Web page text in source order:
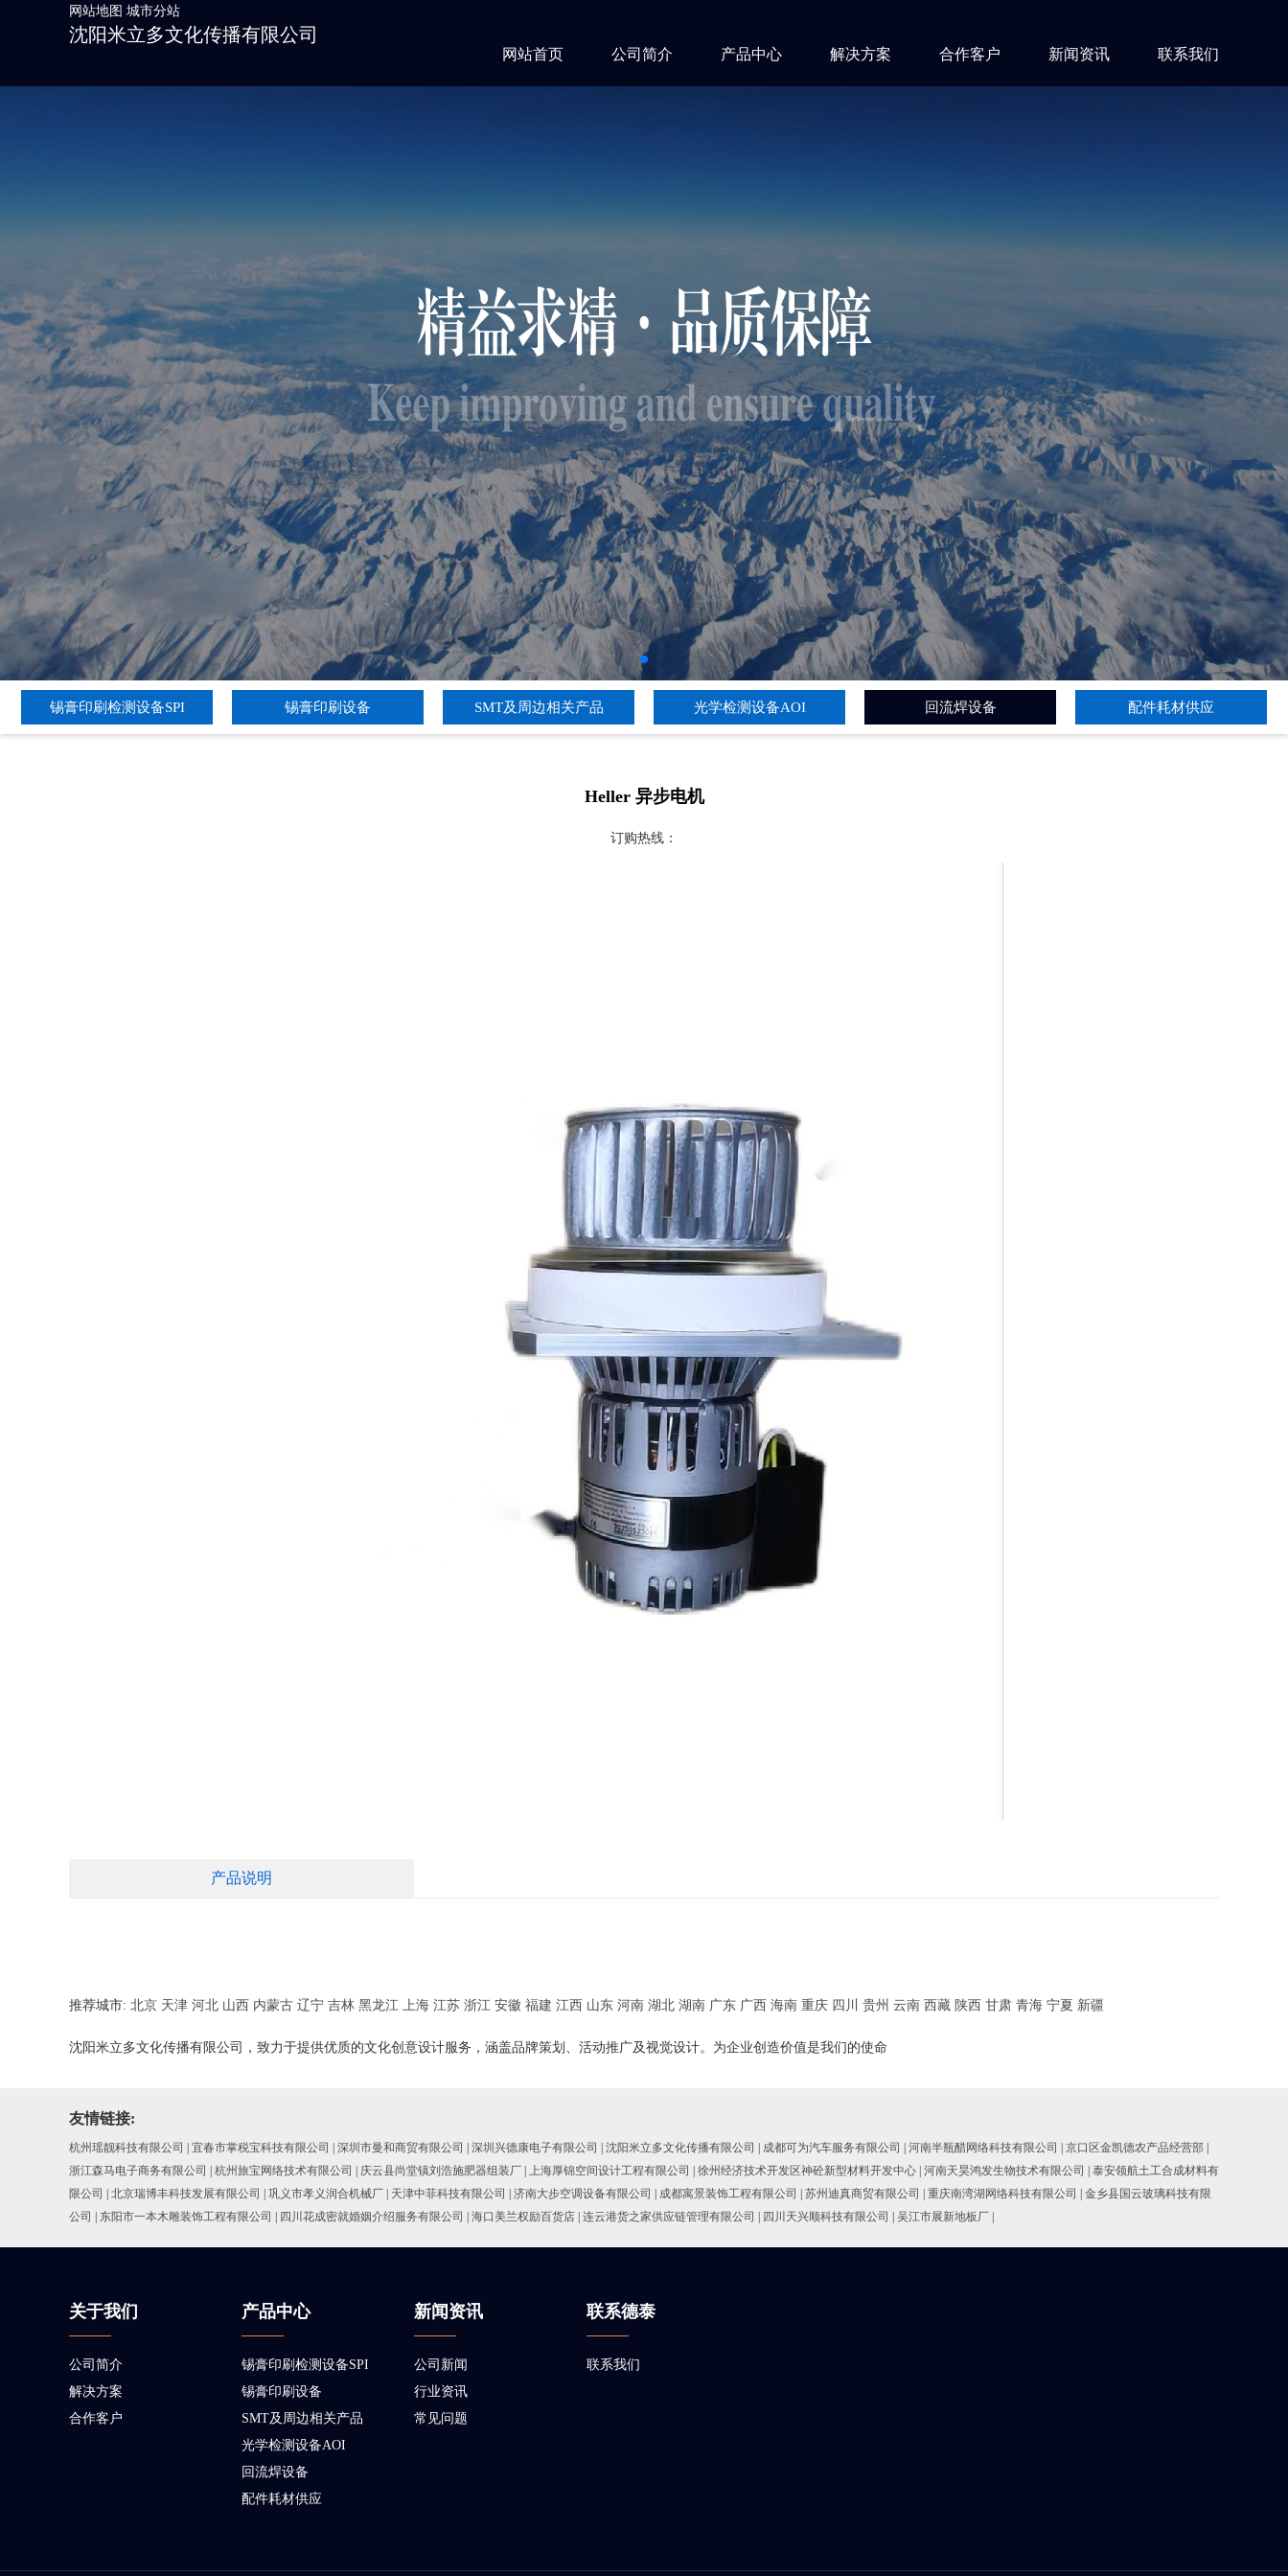
网站地图 城市分站
沈阳米立多文化传播有限公司
网站首页 公司简介 产品中心 解决方案 合作客户 新闻资讯 联系我们
锡膏印刷检测设备SPI 锡膏印刷设备 SMT及周边相关产品 光学检测设备AOI 回流焊设备 配件耗材供应
Heller 异步电机
订购热线：
产品说明
推荐城市: 北京 天津 河北 山西 内蒙古 辽宁 吉林 黑龙江 上海 江苏 浙江 安徽 福建 江西 山东 河南 湖北 湖南 广东 广西 海南 重庆 四川 贵州 云南 西藏 陕西 甘肃 青海 宁夏 新疆
沈阳米立多文化传播有限公司，致力于提供优质的文化创意设计服务，涵盖品牌策划、活动推广及视觉设计。为企业创造价值是我们的使命
友情链接:
杭州瑶靓科技有限公司 宜春市掌税宝科技有限公司 深圳市曼和商贸有限公司 深圳兴德康电子有限公司 沈阳米立多文化传播有限公司 成都可为汽车服务有限公司 河南半瓶醋网络科技有限公司 京口区金凯德农产品经营部
浙江森马电子商务有限公司
杭州旅宝网络技术有限公司 庆云县尚堂镇刘浩施肥器组装厂 上海厚锦空间设计工程有限公司 徐州经济技术开发区神砼新型材料开发中心 河南天昊鸿发生物技术有限公司
泰安领航土工合成材料有
限公司
北京瑞博丰科技发展有限公司 巩义市孝义润合机械厂 天津中菲科技有限公司 济南大步空调设备有限公司 成都寓景装饰工程有限公司 苏州迪真商贸有限公司 重庆南湾湖网络科技有限公司
金乡县国云玻璃科技有限
公司
东阳市一本木雕装饰工程有限公司 四川花成密就婚姻介绍服务有限公司 海口美兰权励百货店 连云港货之家供应链管理有限公司 四川天兴顺科技有限公司 吴江市展新地板厂
关于我们
公司简介
解决方案
合作客户
产品中心
锡膏印刷检测设备SPI
锡膏印刷设备
SMT及周边相关产品
光学检测设备AOI
回流焊设备
配件耗材供应
新闻资讯
公司新闻
行业资讯
常见问题
联系德泰
联系我们